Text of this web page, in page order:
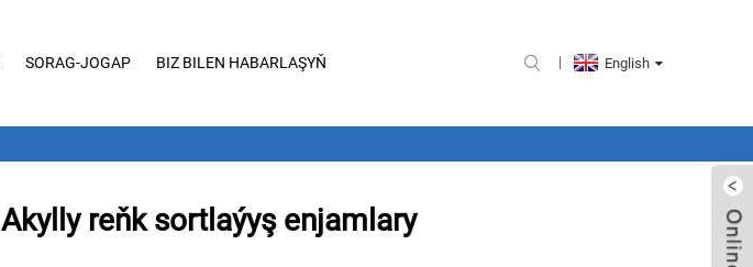
SORAG-JOGAP BIZ BILEN HABARLAŞYŇ English
Akylly reňk sortlaýyş enjamlary